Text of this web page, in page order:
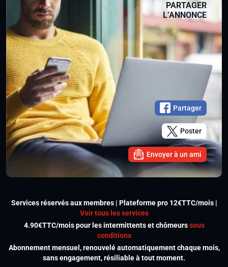
PARTAGER
L’ANNONCE
Partager
Poster
Envoyer à un ami
Services réservés aux membres | Plateforme pro 12€TTC/mois |
Voir tous les services
4.90€TTC/mois pour les intermittents et chômeurssous
conditions
Abonnement mensuel, renouvelé automatiquement chaque mois,
sans engagement, résiliable à tout moment.